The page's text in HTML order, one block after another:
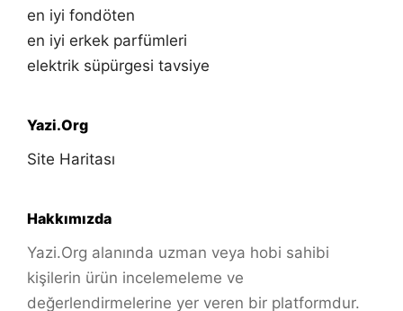
en iyi fondöten
en iyi erkek parfümleri
elektrik süpürgesi tavsiye
Yazi.Org
Site Haritası
Hakkımızda
Yazi.Org alanında uzman veya hobi sahibi
kişilerin ürün incelemeleme ve
değerlendirmelerine yer veren bir platformdur.